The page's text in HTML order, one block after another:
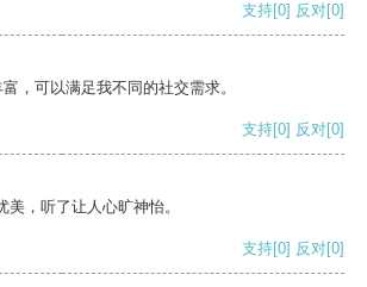
支持[0] 反对[0]
，可以满足我不同的社交需求。
支持[0] 反对[0]
，听了让人心旷神怡。
支持[0] 反对[0]